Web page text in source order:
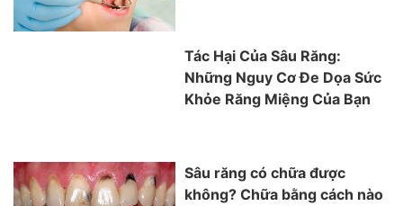
Tác Hại Của Sâu Răng:
Những Nguy Cơ Đe Dọa Sức
Khỏe Răng Miệng Của Bạn
Sâu răng có chữa được
không? Chữa bằng cách nào